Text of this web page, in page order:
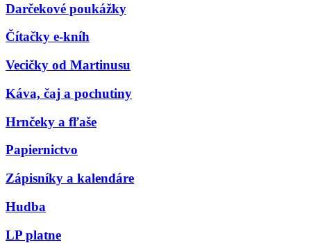
Darčekové poukážky
Čítačky e-kníh
Vecičky od Martinusu
Káva, čaj a pochutiny
Hrnčeky a fľaše
Papiernictvo
Zápisníky a kalendáre
Hudba
LP platne